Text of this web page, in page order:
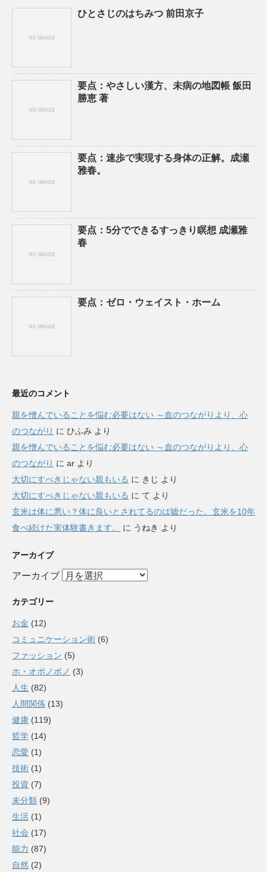
ひとさじのはちみつ 前田京子
要点：やさしい漢方、未病の地図帳 飯田
勝恵 著
要点：速歩で実現する身体の正解。成瀬
雅春。
要点：5分でできるすっきり瞑想 成瀬雅
春
要点：ゼロ・ウェイスト・ホーム
最近のコメント
親を憎んでいることを悩む必要はない ～血のつながりより、心
のつながり に ひふみ より
親を憎んでいることを悩む必要はない ～血のつながりより、心
のつながり に ar より
大切にすべきじゃない親もいる に きじ より
大切にすべきじゃない親もいる に て より
玄米は体に悪い？体に良いとされてるのは嘘だった。玄米を10年
食べ続けた実体験書きます。
に うねき より
アーカイブ
アーカイブ
カテゴリー
お金 (12)
コミュニケーション術 (6)
ファッション (5)
ホ・オポノポノ (3)
人生 (82)
人間関係 (13)
健康 (119)
哲学 (14)
恋愛 (1)
技術 (1)
投資 (7)
未分類 (9)
生活 (1)
社会 (17)
能力 (87)
自然 (2)